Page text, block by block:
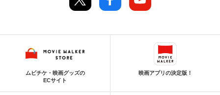
ムビチケ・映画グッズの
ECサイト
映画アプリの決定版！